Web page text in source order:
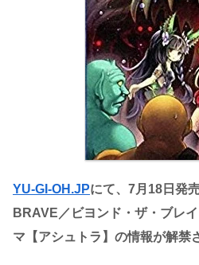
YU-GI-OH.JPにて、7月18日発
BRAVE／ビヨンド・ザ・ブレ
マ【アシュトラ】の情報が解禁